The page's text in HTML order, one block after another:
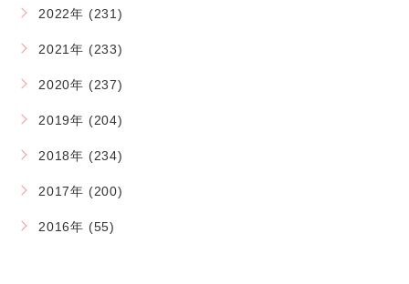
2022年 (231)
2021年 (233)
2020年 (237)
2019年 (204)
2018年 (234)
2017年 (200)
2016年 (55)